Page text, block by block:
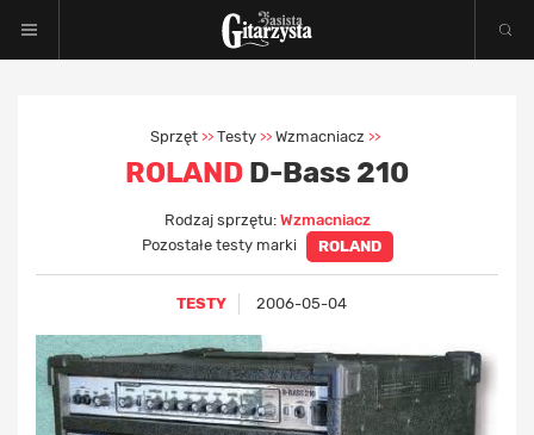
Sprzęt >> Testy >> Wzmacniacz >>
ROLAND D-Bass 210
Rodzaj sprzętu: Wzmacniacz
Pozostałe testy marki
ROLAND
TESTY 2006-05-04